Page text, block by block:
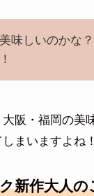
味しいのかな
阪・福岡の美
まいますよね！
新作大人